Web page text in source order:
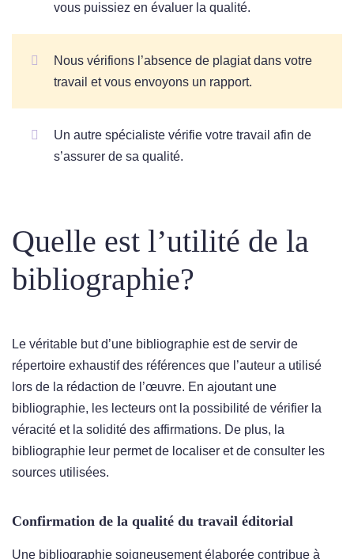
vous puissiez en évaluer la qualité.
Nous vérifions l’absence de plagiat dans votre
travail et vous envoyons un rapport.
Un autre spécialiste vérifie votre travail afin de
s’assurer de sa qualité.
Quelle est l’utilité de la
bibliographie?
Le véritable but d’une bibliographie est de servir de
répertoire exhaustif des références que l’auteur a utilisé
lors de la rédaction de l’œuvre. En ajoutant une
bibliographie, les lecteurs ont la possibilité de vérifier la
véracité et la solidité des affirmations. De plus, la
bibliographie leur permet de localiser et de consulter les
sources utilisées.
Confirmation de la qualité du travail éditorial
Une bibliographie soigneusement élaborée contribue à